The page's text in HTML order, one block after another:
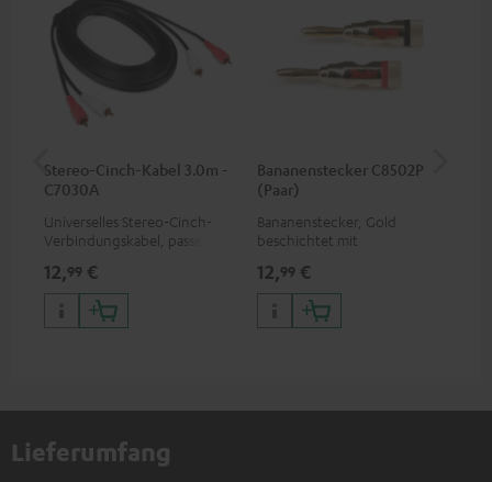
Stereo-Cinch-Kabel 3.0m -
C7030A
Universelles Stereo-Cinch-
Verbindungskabel, passend
Buchsen
12,99 €
Bananenstecker C8502P
(Paar)
Bananenstecker, Gold
beschichtet mit
12,99 €
Lieferumfang